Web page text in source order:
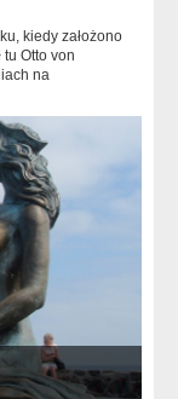
kiedy założono
Otto von
na